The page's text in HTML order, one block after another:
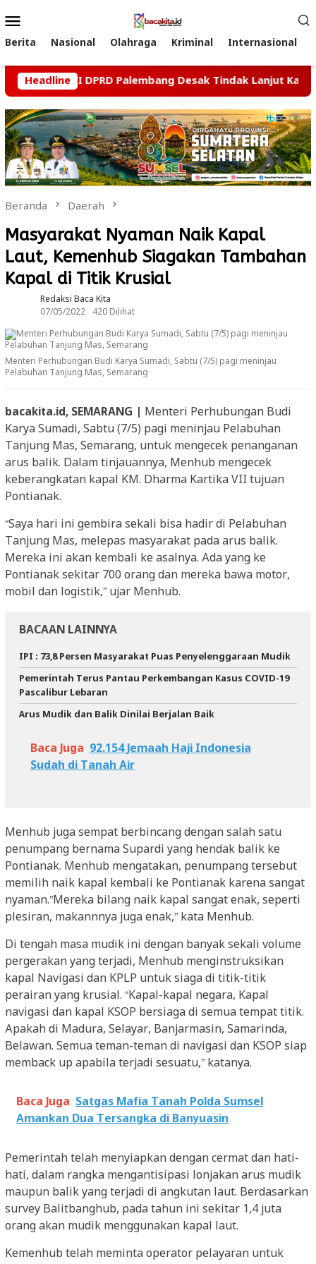
ke
kontenMobile
Berita Nasional Olahraga Kriminal Internasional
Headline
Komisi II DPRD Palembang Desak Tindak Lanjut Kasus
Beranda Daerah
Masyarakat Nyaman Naik Kapal
Laut, Kemenhub Siagakan Tambahan
Kapal di Titik Krusial
Redaksi Baca Kita
07/05/2022
420 Dilihat
Menteri Perhubungan Budi Karya Sumadi, Sabtu (7/5) pagi meninjau
Pelabuhan Tanjung Mas, Semarang
bacakita.id, SEMARANG | Menteri Perhubungan Budi
Karya Sumadi, Sabtu (7/5) pagi meninjau Pelabuhan
Tanjung Mas, Semarang, untuk mengecek penanganan
arus balik. Dalam tinjauannya, Menhub mengecek
keberangkatan kapal KM. Dharma Kartika VII tujuan
Pontianak.
“Saya hari ini gembira sekali bisa hadir di Pelabuhan
Tanjung Mas, melepas masyarakat pada arus balik.
Mereka ini akan kembali ke asalnya. Ada yang ke
Pontianak sekitar 700 orang dan mereka bawa motor,
mobil dan logistik,” ujar Menhub.
BACAAN LAINNYA
IPI : 73,8 Persen Masyarakat Puas Penyelenggaraan Mudik
Pemerintah Terus Pantau Perkembangan Kasus COVID-19
Pascalibur Lebaran
Arus Mudik dan Balik Dinilai Berjalan Baik
Baca Juga 92.154 Jemaah Haji Indonesia
Sudah di Tanah Air
Menhub juga sempat berbincang dengan salah satu
penumpang bernama Supardi yang hendak balik ke
Pontianak. Menhub mengatakan, penumpang tersebut
memilih naik kapal kembali ke Pontianak karena sangat
nyaman.”Mereka bilang naik kapal sangat enak, seperti
plesiran, makannnya juga enak,” kata Menhub.
Di tengah masa mudik ini dengan banyak sekali volume
pergerakan yang terjadi, Menhub menginstruksikan
kapal Navigasi dan KPLP untuk siaga di titik-titik
perairan yang krusial. “Kapal-kapal negara, Kapal
navigasi dan kapal KSOP bersiaga di semua tempat titik.
Apakah di Madura, Selayar, Banjarmasin, Samarinda,
Belawan. Semua teman-teman di navigasi dan KSOP siap
memback up apabila terjadi sesuatu,” katanya.
Baca Juga Satgas Mafia Tanah Polda Sumsel
Amankan Dua Tersangka di Banyuasin
Pemerintah telah menyiapkan dengan cermat dan hati-
hati, dalam rangka mengantisipasi lonjakan arus mudik
maupun balik yang terjadi di angkutan laut. Berdasarkan
survey Balitbanghub, pada tahun ini sekitar 1,4 juta
orang akan mudik menggunakan kapal laut.
Kemenhub telah meminta operator pelayaran untuk